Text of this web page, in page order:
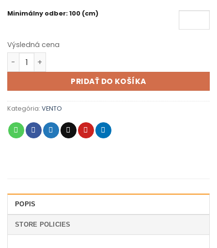
Minimálny odber: 100 (cm)
Výsledná cena
množstvo VENTO X 30 000 S - 95 tmavá šedá
PRIDAŤ DO KOŠÍKA
Kategória: VENTO
POPIS
STORE POLICIES